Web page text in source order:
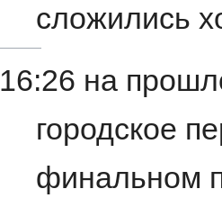
сложились
16:26 на
городское
финальном